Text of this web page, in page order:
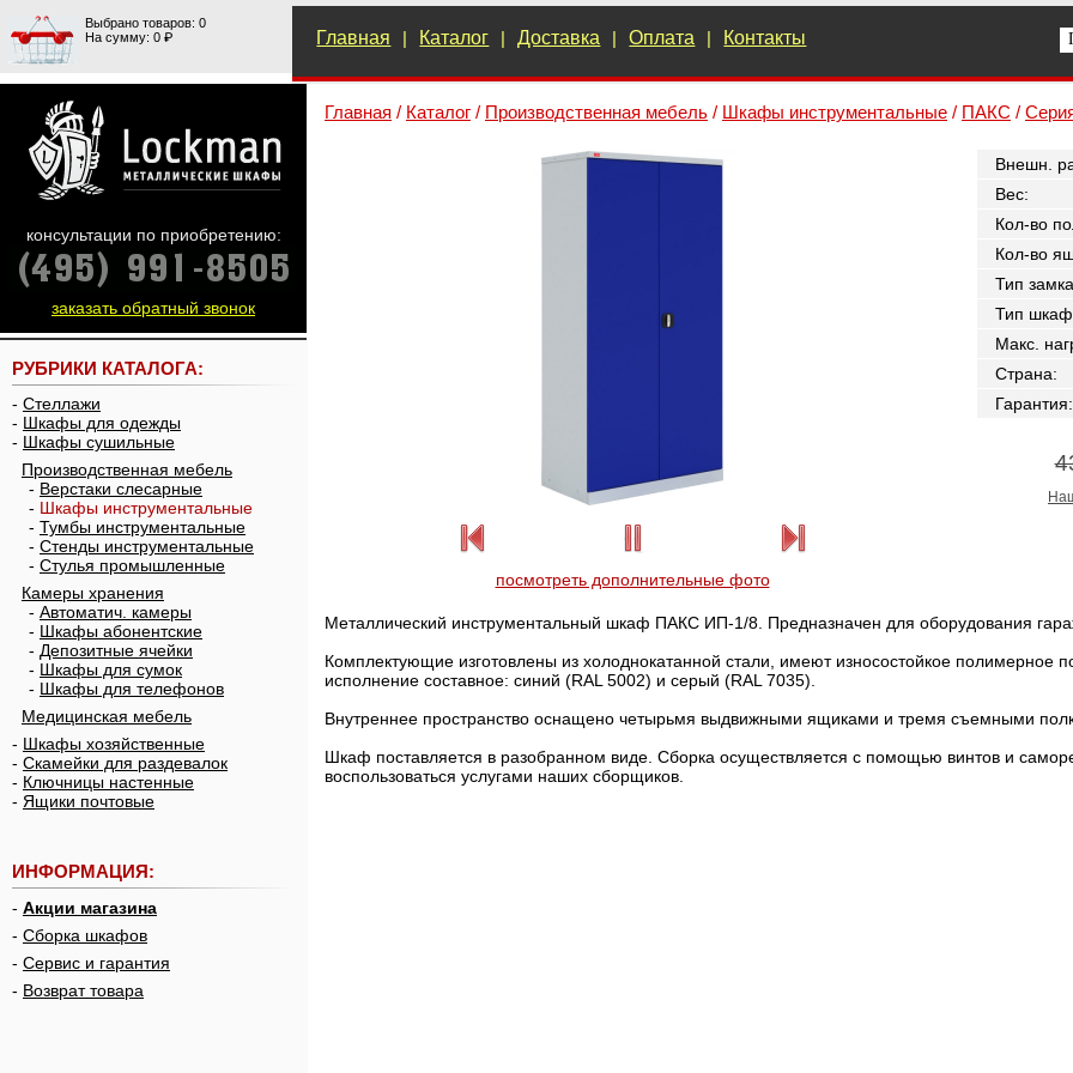
Выбрано товаров: 0
На сумму: 0 ₽
Главная | Каталог | Доставка | Оплата | Контакты
Главная / Каталог / Производственная мебель / Шкафы инструментальные / ПАКС /
посмотреть дополнительные фото
Внешн.
Вес:
Кол-во
Кол-во
Тип замка
Тип
Макс.
Страна:
Гарантия:
Металлический инструментальный шкаф ПАКС ИП-1/8. Предназначен для оборудования
Комплектующие изготовлены из холоднокатанной стали, имеют износостойкое полимерное
исполнение составное: синий (RAL 5002) и серый (RAL 7035).
Внутреннее пространство оснащено четырьмя выдвижными ящиками и тремя съемными
Шкаф поставляется в разобранном виде. Сборка осуществляется с помощью винтов и
воспользоваться услугами наших сборщиков.
консультации по приобретению:
заказать обратный звонок
РУБРИКИ КАТАЛОГА:
- Стеллажи
- Шкафы для одежды
- Шкафы сушильные
Производственная мебель
- Верстаки слесарные
- Шкафы инструментальные
- Тумбы инструментальные
- Стенды инструментальные
- Стулья промышленные
Камеры хранения
- Автоматич. камеры
- Шкафы абонентские
- Депозитные ячейки
- Шкафы для сумок
- Шкафы для телефонов
Медицинская мебель
- Шкафы хозяйственные
- Скамейки для раздевалок
- Ключницы настенные
- Ящики почтовые
ИНФОРМАЦИЯ:
- Акции магазина
- Сборка шкафов
- Сервис и гарантия
- Возврат товара